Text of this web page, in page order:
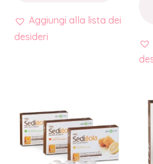
Aggiungi alla lista dei
desideri